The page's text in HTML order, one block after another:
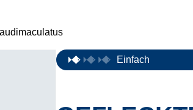
Einfach